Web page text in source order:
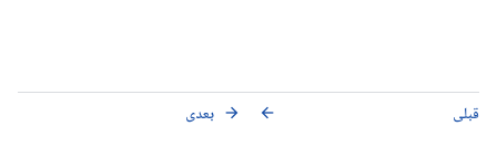
قبلی arrow_back بعدی arrow_forward